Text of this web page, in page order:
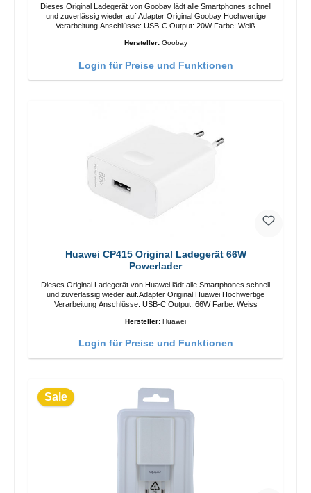
Dieses Original Ladegerät von Goobay lädt alle Smartphones schnell
und zuverlässig wieder auf.Adapter Original Goobay Hochwertige
Verarbeitung Anschlüsse: USB-C Output: 20W Farbe: Weiß
Hersteller: Goobay
Login für Preise und Funktionen
Huawei CP415 Original Ladegerät 66W
Powerlader
Dieses Original Ladegerät von Huawei lädt alle Smartphones schnell
und zuverlässig wieder auf.Adapter Original Huawei Hochwertige
Verarbeitung Anschlüsse: USB-C Output: 66W Farbe: Weiss
Hersteller: Huawei
Login für Preise und Funktionen
Sale